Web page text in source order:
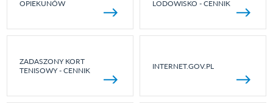
OPIEKUNÓW
LODOWISKO - CENNIK
ZADASZONY KORT
TENISOWY - CENNIK
INTERNET.GOV.PL